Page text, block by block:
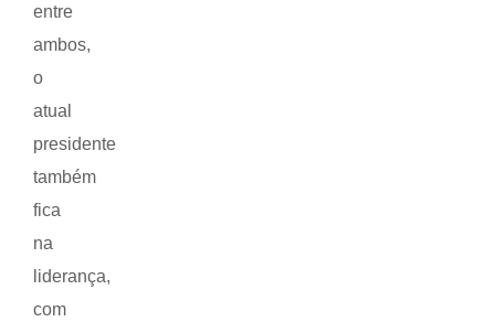
entre
ambos,
o
atual
presidente
também
fica
na
liderança,
com